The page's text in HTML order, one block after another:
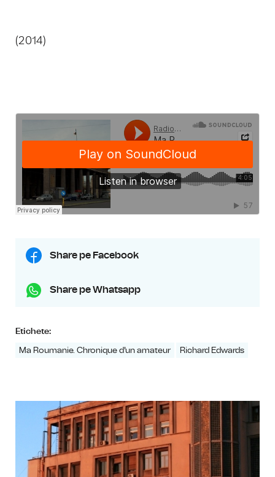
(2014)
Share pe Facebook
Share pe Whatsapp
Etichete:
Ma Roumanie. Chronique d'un amateur Richard Edwards